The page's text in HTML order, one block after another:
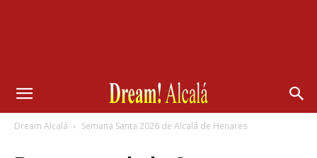
Dream Alcalá Semana Santa 2026 de Alcalá de Henares